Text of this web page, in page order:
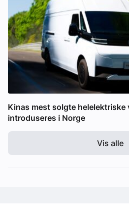
Kinas mest solgte helelektriske
introduseres i Norge
Vis alle